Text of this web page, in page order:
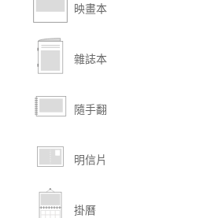
映畫本
雜誌本
隨手翻
明信片
掛曆